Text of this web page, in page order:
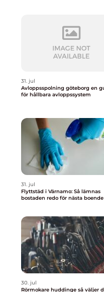
31. jul
Avloppsspolning göteborg en guide
för hållbara avloppssystem
31. jul
Flyttstäd i Värnamo: Så lämnas
bostaden redo för nästa boende
30. jul
Rörmokare huddinge så väljer du rätt